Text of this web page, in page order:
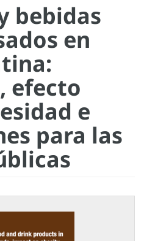
bebidas
en
efecto
e
para las